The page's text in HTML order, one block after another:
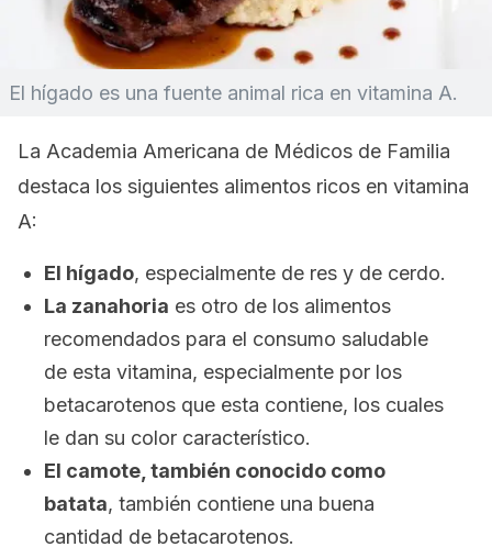
El hígado es una fuente animal rica en vitamina A.
La Academia Americana de Médicos de Familia
destaca los siguientes alimentos ricos en vitamina
A:
El hígado, especialmente de res y de cerdo.
La zanahoria es otro de los alimentos
recomendados para el consumo saludable
de esta vitamina, especialmente por los
betacarotenos que esta contiene, los cuales
le dan su color característico.
El camote, también conocido como
batata, también contiene una buena
cantidad de betacarotenos.